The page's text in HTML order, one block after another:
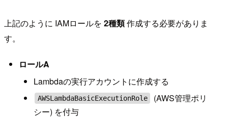
上記のように IAMロールを 2種類作成する必要がありま
す。
ロールA
Lambdaの実行アカウントに作成する
AWSLambdaBasicExecutionRole
(AWS管理ポリ
シー) を付与